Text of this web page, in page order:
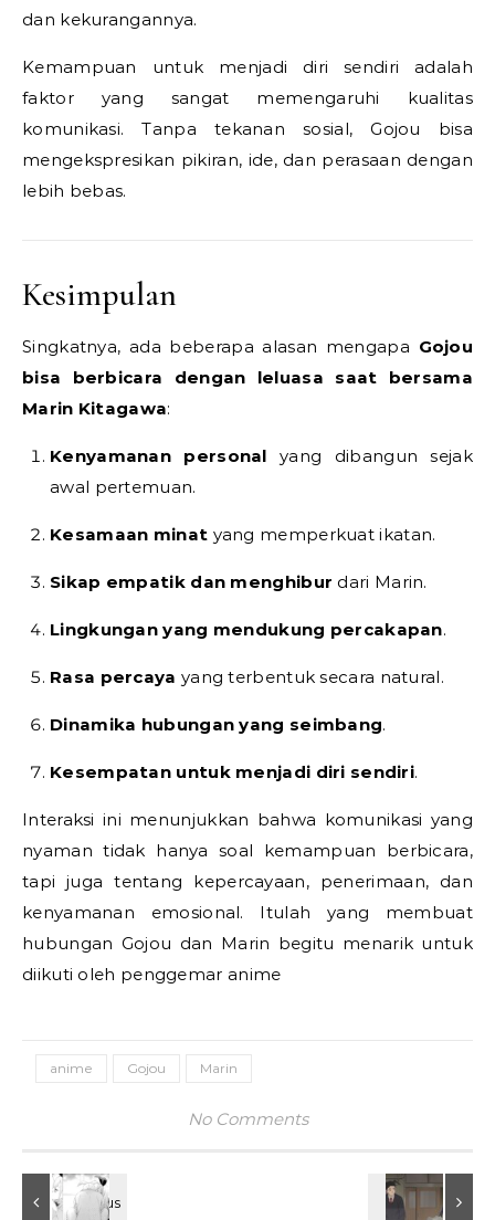
dan kekurangannya.
Kemampuan untuk menjadi diri sendiri adalah
faktor yang sangat memengaruhi kualitas
komunikasi. Tanpa tekanan sosial, Gojou bisa
mengekspresikan pikiran, ide, dan perasaan dengan
lebih bebas.
Kesimpulan
Singkatnya, ada beberapa alasan mengapa Gojou
bisa berbicara dengan leluasa saat bersama
Marin Kitagawa:
Kenyamanan personal yang dibangun sejak
awal pertemuan.
Kesamaan minat yang memperkuat ikatan.
Sikap empatik dan menghibur dari Marin.
Lingkungan yang mendukung percakapan.
Rasa percaya yang terbentuk secara natural.
Dinamika hubungan yang seimbang.
Kesempatan untuk menjadi diri sendiri.
Interaksi ini menunjukkan bahwa komunikasi yang
nyaman tidak hanya soal kemampuan berbicara,
tapi juga tentang kepercayaan, penerimaan, dan
kenyamanan emosional. Itulah yang membuat
hubungan Gojou dan Marin begitu menarik untuk
diikuti oleh penggemar anime
anime Gojou Marin
No Comments